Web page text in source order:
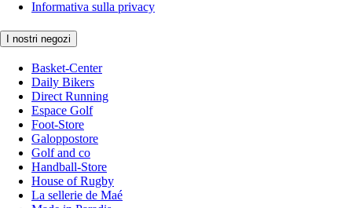
Informativa sulla privacy
I nostri negozi
Basket-Center
Daily Bikers
Direct Running
Espace Golf
Foot-Store
Galoppostore
Golf and co
Handball-Store
House of Rugby
La sellerie de Maé